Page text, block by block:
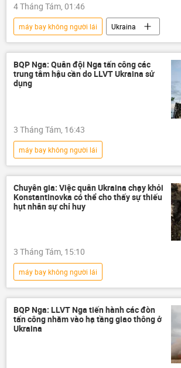
4 Tháng Tám, 01:46
máy bay không người lái
Ukraina
Thổ Nhĩ Kỳ
Nga
Thế giới
bị thương
tấn công Biển Đen
BQP Nga: Quân đội Nga tấn công các
trung tâm hậu cần do LLVT Ukraina sử
dụng
3 Tháng Tám, 16:43
máy bay không người lái
Chiến dịch quân sự đặc biệt tại Ukraina
Nga
Ukraina
Quân đội Ukraina
Cuộc khủng hoảng ở Ukraina
Thế giới
Quân sự
Chuyên gia: Việc quân Ukraina chạy khỏi
Konstantinovka có thể cho thấy sự thiếu
hụt nhân sự chỉ huy
3 Tháng Tám, 15:10
máy bay không người lái
Chiến dịch quân sự đặc biệt tại Ukraina
Ukraina
Quân đội Ukraina
Cuộc khủng hoảng ở Ukraina
BQP Nga: LLVT Nga tiến hành các đòn
tấn công nhằm vào hạ tầng giao thông ở
Ukraina